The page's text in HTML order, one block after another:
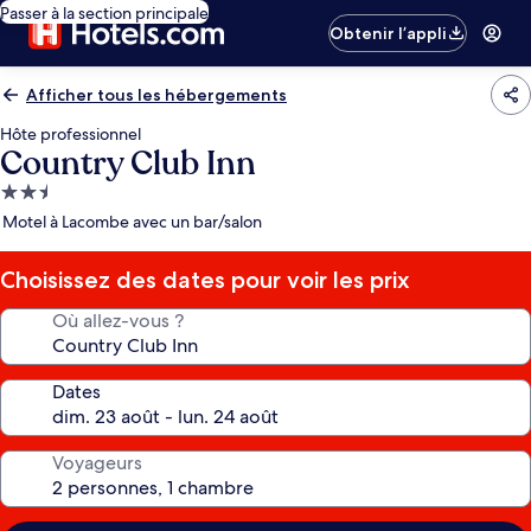
Passer à la section principale
Obtenir l’appli
Afficher tous les hébergements
Hôte professionnel
Country Club Inn
Hébergement
2.5 étoiles
Motel à Lacombe avec un bar/salon
Choisissez des dates pour voir les prix
Où allez-vous ?
Dates
Voyageurs